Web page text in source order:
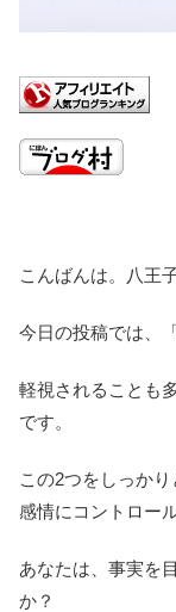
こんばんは。八王
今日の投稿では、
軽視されることも
です。
この2つをしっか
感情にコントロー
あなたは、事実を
か？